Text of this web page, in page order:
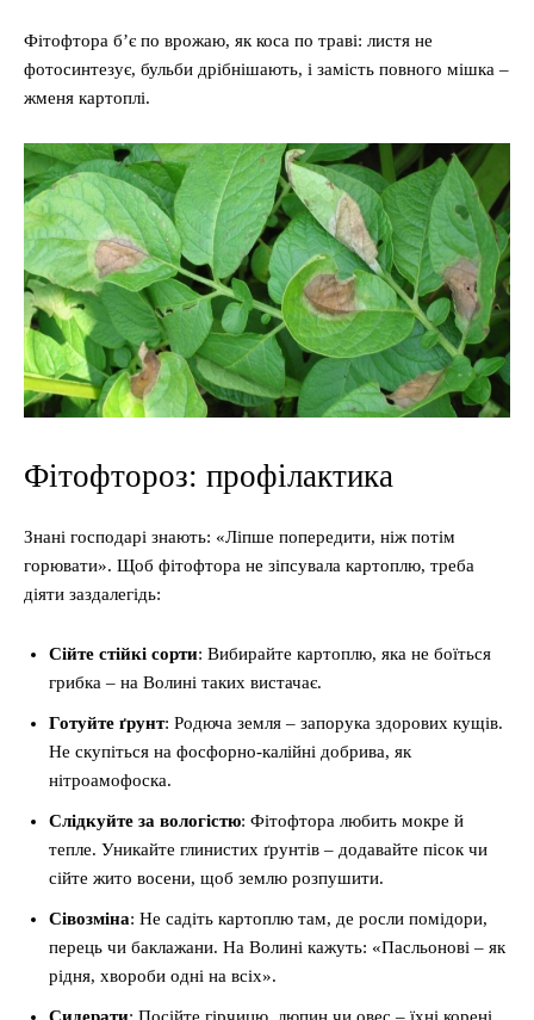
Фітофтора б’є по врожаю, як коса по траві: листя не
фотосинтезує, бульби дрібнішають, і замість повного мішка –
жменя картоплі.
Фітофтороз: профілактика
Знані господарі знають: «Ліпше попередити, ніж потім
горювати». Щоб фітофтора не зіпсувала картоплю, треба
діяти заздалегідь:
Сійте стійкі сорти: Вибирайте картоплю, яка не боїться
грибка – на Волині таких вистачає.
Готуйте ґрунт: Родюча земля – запорука здорових кущів.
Не скупіться на фосфорно-калійні добрива, як
нітроамофоска.
Слідкуйте за вологістю: Фітофтора любить мокре й
тепле. Уникайте глинистих ґрунтів – додавайте пісок чи
сійте жито восени, щоб землю розпушити.
Сівозміна: Не садіть картоплю там, де росли помідори,
перець чи баклажани. На Волині кажуть: «Пасльонові – як
рідня, хвороби одні на всіх».
Сидерати: Посійте гірчицю, люпин чи овес – їхні корені